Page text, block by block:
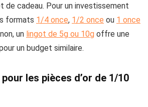
de cadeau. Pour un investissement
formats 1/4 once, 1/2 once ou 1 once
un lingot de 5g ou 10g offre une
un budget similaire.
les pièces d’or de 1/10